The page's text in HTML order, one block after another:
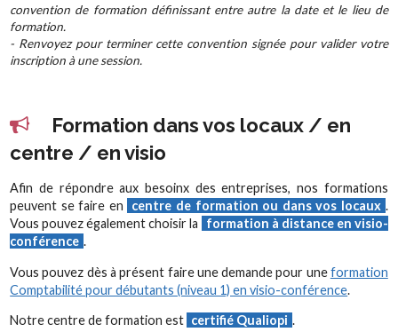
convention de formation définissant entre autre la date et le lieu de
formation.
- Renvoyez pour terminer cette convention signée pour valider votre
inscription à une session.
Formation dans vos locaux / en
centre / en visio
Afin de répondre aux besoinx des entreprises, nos formations
peuvent se faire en
centre de formation ou dans vos locaux .
Vous pouvez également choisir la
formation à distance en visio-
conférence .
Vous pouvez dès à présent faire une demande pour uneformation
Comptabilité pour débutants (niveau 1) en visio-conférence.
Notre centre de formation est certifié Qualiopi .